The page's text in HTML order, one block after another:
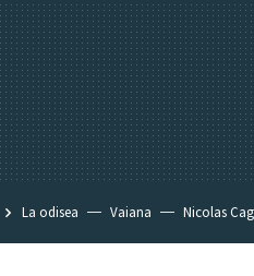
La odisea Vaiana Nicolas